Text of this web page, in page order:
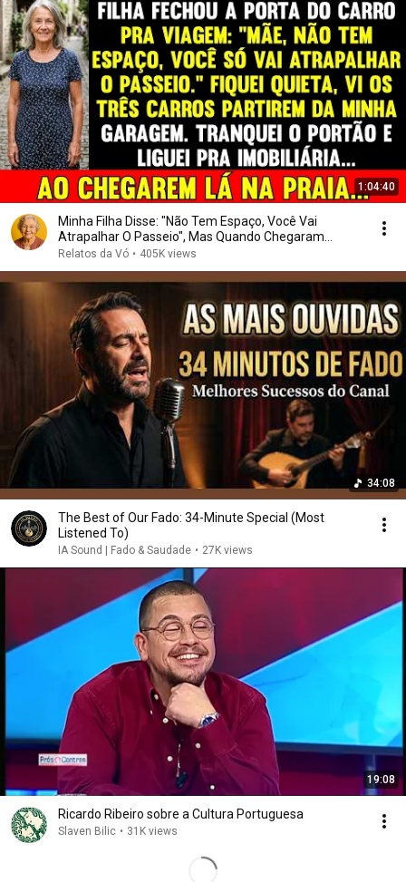
1:04:40
Minha Filha Disse: "Não Tem Espaço, Você Vai
Atrapalhar O Passeio", Mas Quando Chegaram...
Relatos da Vó • 405K views
34:08
The Best of Our Fado: 34-Minute Special (Most
Listened To)
IA Sound | Fado & Saudade • 27K views
19:08
Ricardo Ribeiro sobre a Cultura Portuguesa
Slaven Bilic • 31K views